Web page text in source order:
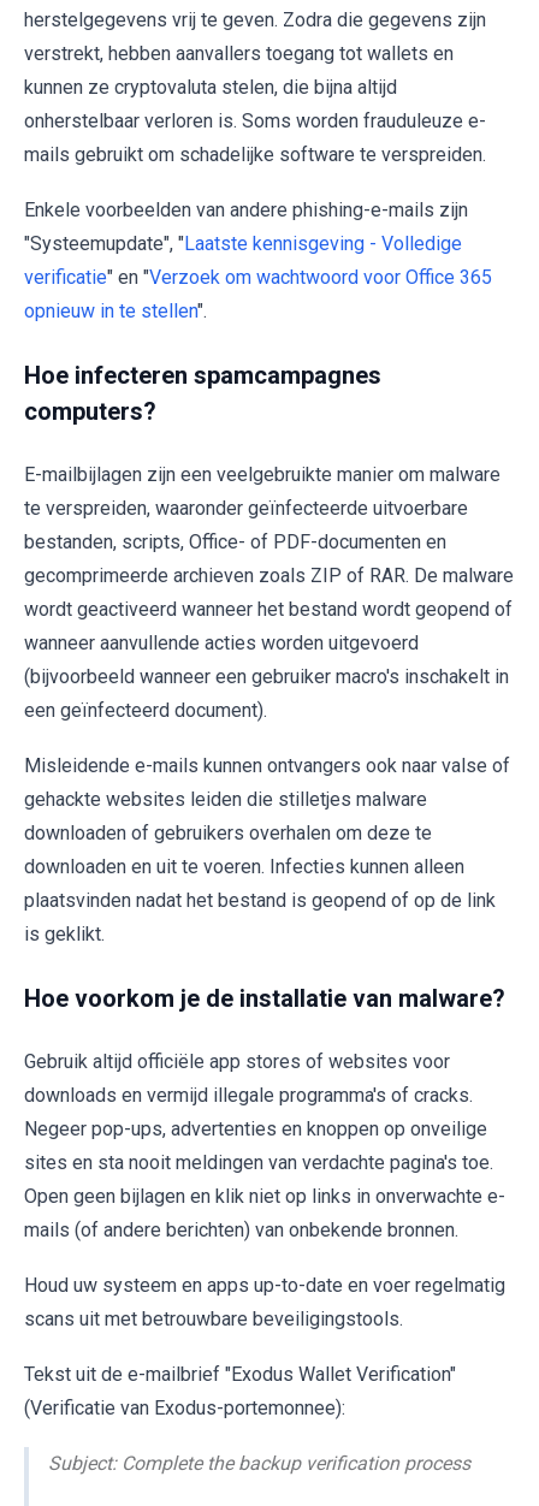
herstelgegevens vrij te geven. Zodra die gegevens zijn
verstrekt, hebben aanvallers toegang tot wallets en
kunnen ze cryptovaluta stelen, die bijna altijd
onherstelbaar verloren is. Soms worden frauduleuze e-
mails gebruikt om schadelijke software te verspreiden.
Enkele voorbeelden van andere phishing-e-mails zijn
"Systeemupdate", "Laatste kennisgeving - Volledige
verificatie" en "Verzoek om wachtwoord voor Office 365
opnieuw in te stellen".
Hoe infecteren spamcampagnes
computers?
E-mailbijlagen zijn een veelgebruikte manier om malware
te verspreiden, waaronder geïnfecteerde uitvoerbare
bestanden, scripts, Office- of PDF-documenten en
gecomprimeerde archieven zoals ZIP of RAR. De malware
wordt geactiveerd wanneer het bestand wordt geopend of
wanneer aanvullende acties worden uitgevoerd
(bijvoorbeeld wanneer een gebruiker macro's inschakelt in
een geïnfecteerd document).
Misleidende e-mails kunnen ontvangers ook naar valse of
gehackte websites leiden die stilletjes malware
downloaden of gebruikers overhalen om deze te
downloaden en uit te voeren. Infecties kunnen alleen
plaatsvinden nadat het bestand is geopend of op de link
is geklikt.
Hoe voorkom je de installatie van malware?
Gebruik altijd officiële app stores of websites voor
downloads en vermijd illegale programma's of cracks.
Negeer pop-ups, advertenties en knoppen op onveilige
sites en sta nooit meldingen van verdachte pagina's toe.
Open geen bijlagen en klik niet op links in onverwachte e-
mails (of andere berichten) van onbekende bronnen.
Houd uw systeem en apps up-to-date en voer regelmatig
scans uit met betrouwbare beveiligingstools.
Tekst uit de e-mailbrief "Exodus Wallet Verification"
(Verificatie van Exodus-portemonnee):
Subject: Complete the backup verification process